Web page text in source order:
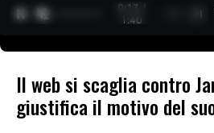
0:14 /
1:40
Il web si scaglia contro
giustifica il motivo del